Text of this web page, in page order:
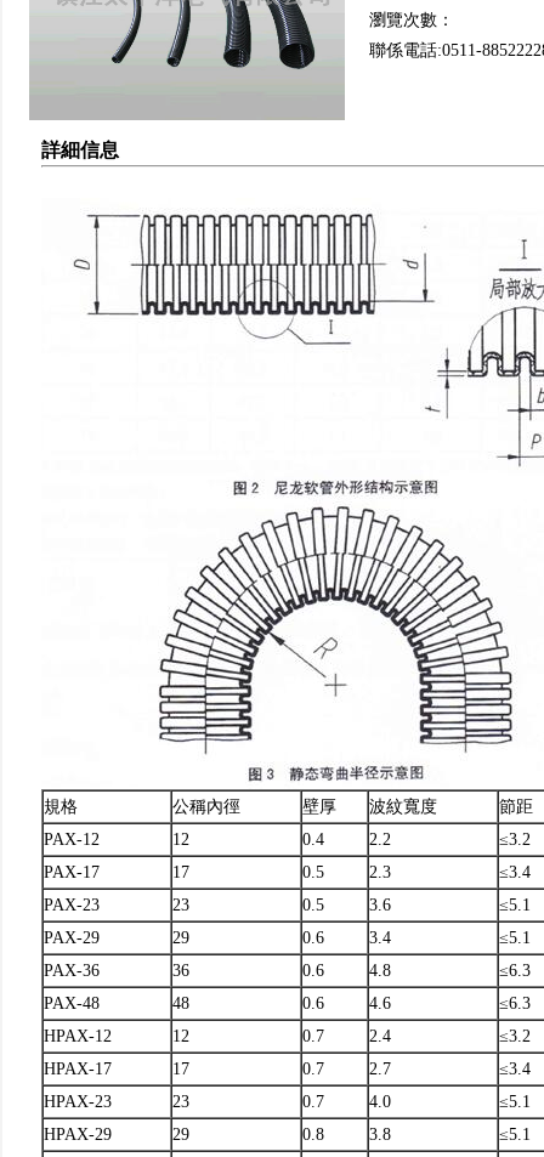
瀏覽次數：
聯係電話:0511-
詳細信息
規格 公稱內徑 壁厚 波紋寬度
節距
PAX-12
12 0.4 2.2
≤3.2
PAX-17
17 0.5 2.3
≤3.4
PAX-23
23 0.5 3.6
≤5.1
PAX-29
29 0.6 3.4
≤5.1
PAX-36
36 0.6 4.8
≤6.3
PAX-48
48 0.6 4.6
≤6.3
HPAX-12
12 0.7 2.4
≤3.2
HPAX-17
17 0.7 2.7
≤3.4
HPAX-23
23 0.7 4.0
≤5.1
HPAX-29
29 0.8 3.8
≤5.1